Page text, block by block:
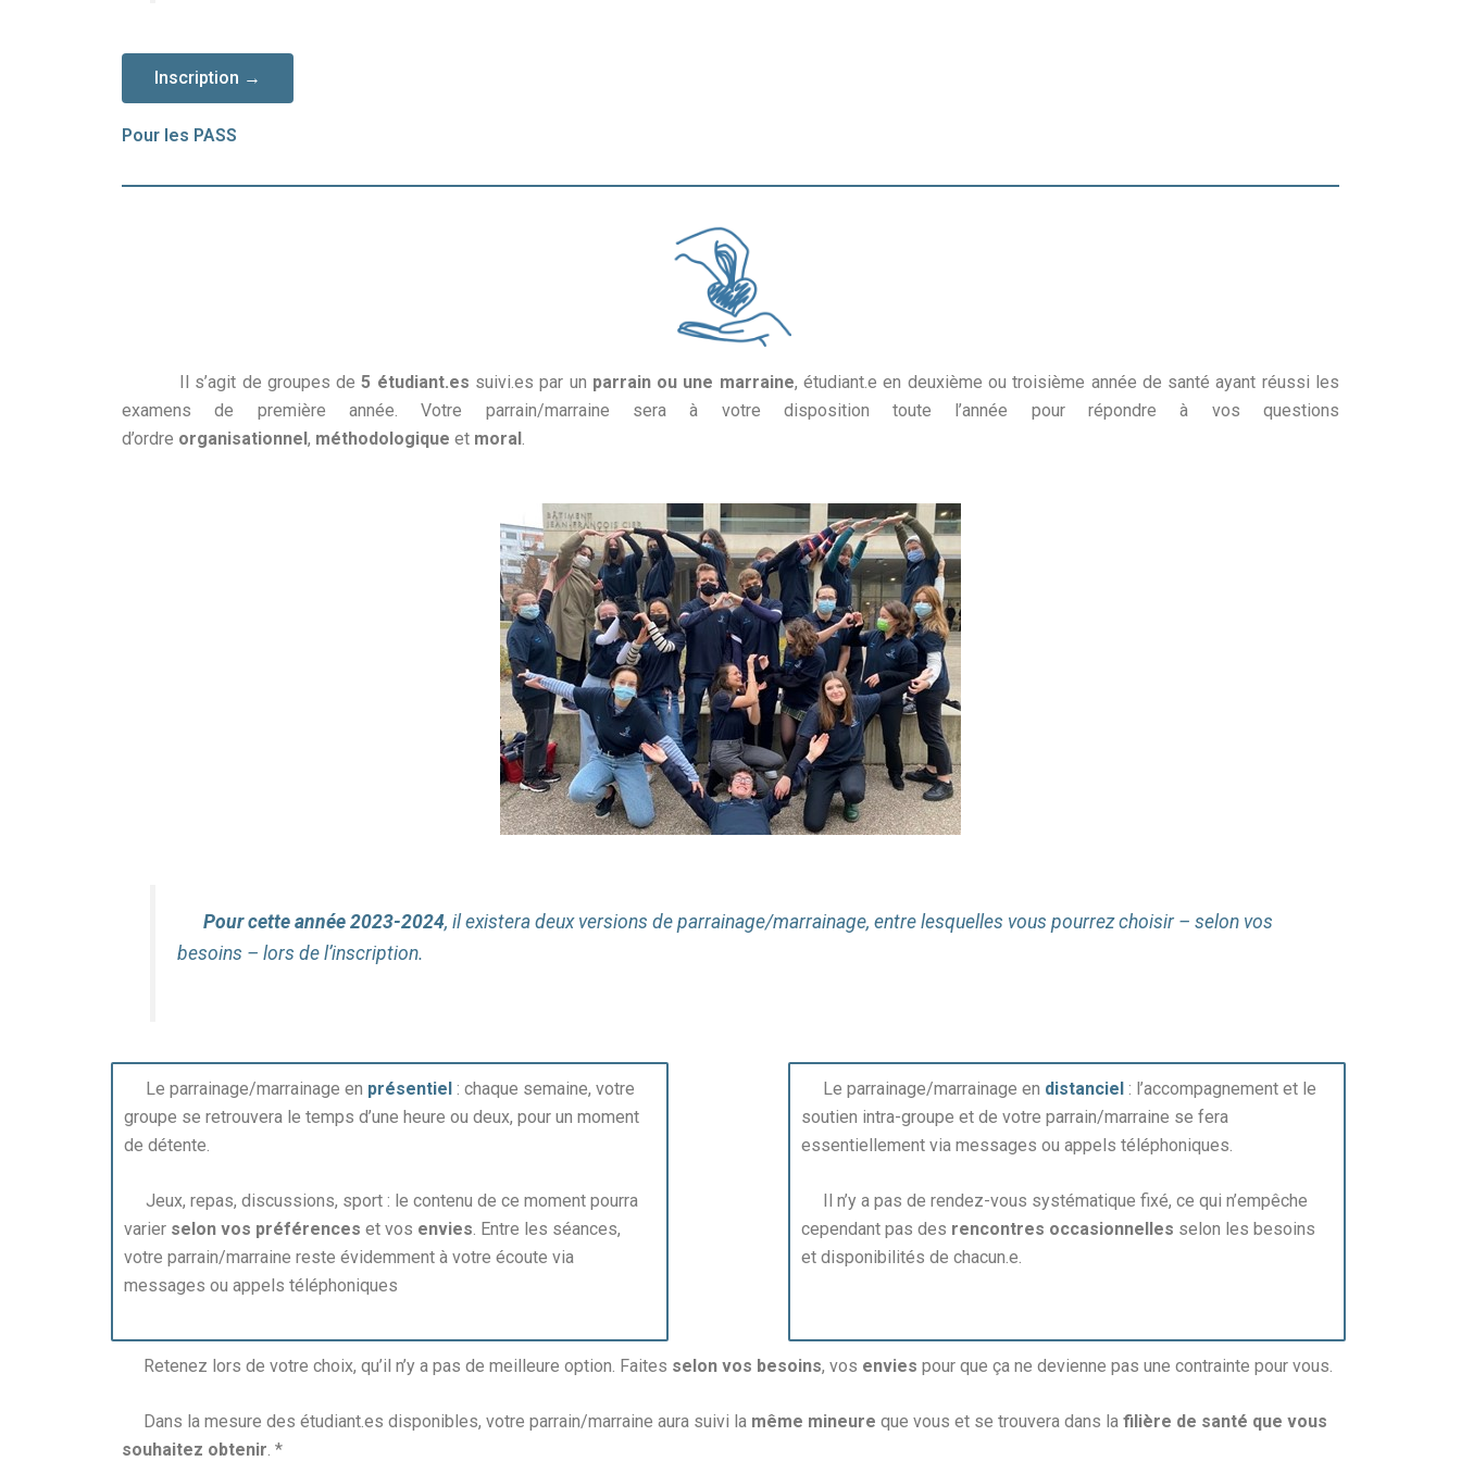
Inscription →
Pour les PASS
Il s’agit de groupes de5 étudiant.es suivi.es par un parrain ou une marraine, étudiant.e en deuxième ou troisième année de santé ayant réussi les
examens de première année. Votre parrain/marraine sera à votre disposition toute l’année pour répondre à vos questions
d’ordre organisationnel, méthodologique et moral.
Pour cette année 2023-2024, il existera deux versions de parrainage/marrainage, entre lesquelles vous pourrez choisir – selon vos
besoins – lors de l’inscription.
Le parrainage/marrainage en présentiel : chaque semaine, votre
groupe se retrouvera le temps d’une heure ou deux, pour un moment
de détente.
Jeux, repas, discussions, sport : le contenu de ce moment pourra
varier selon vos préférences et vos envies. Entre les séances,
votre parrain/marraine reste évidemment à votre écoute via
messages ou appels téléphoniques
Le parrainage/marrainage en distanciel: l’accompagnement et le
soutien intra-groupe et de votre parrain/marraine se fera
essentiellement via messages ou appels téléphoniques.
Il n’y a pas de rendez-vous systématique fixé, ce qui n’empêche
cependant pas des rencontres occasionnelles selon les besoins
et disponibilités de chacun.e.
Retenez lors de votre choix, qu’il n’y a pas de meilleure option. Faites selon vos besoins, vos envies pour que ça ne devienne pas une contrainte pour vous.
Dans la mesure des étudiant.es disponibles, votre parrain/marraine aura suivi la même mineure que vous et se trouvera dans la filière de santé que vous
souhaitez obtenir. *